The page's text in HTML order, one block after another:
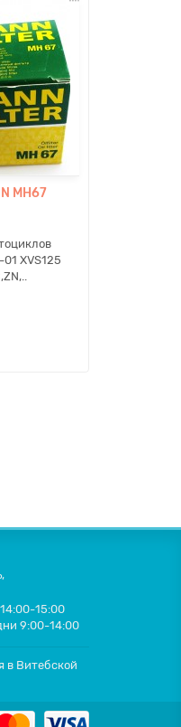
MH67
XVS125
15:00
9:00-14:00
в Витебской